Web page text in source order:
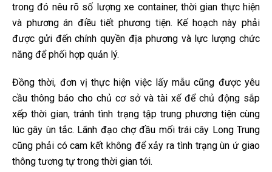
trong đó nêu rõ số lượng xe container, thời gian thực hiện
và phương án điều tiết phương tiện. Kế hoạch này phải
được gửi đến chính quyền địa phương và lực lượng chức
năng để phối hợp quản lý.
Đồng thời, đơn vị thực hiện việc lấy mẫu cũng được yêu
cầu thông báo cho chủ cơ sở và tài xế để chủ động sắp
xếp thời gian, tránh tình trạng tập trung phương tiện cùng
lúc gây ùn tắc. Lãnh đạo chợ đầu mối trái cây Long Trung
cũng phải có cam kết không để xảy ra tình trạng ùn ứ giao
thông tương tự trong thời gian tới.